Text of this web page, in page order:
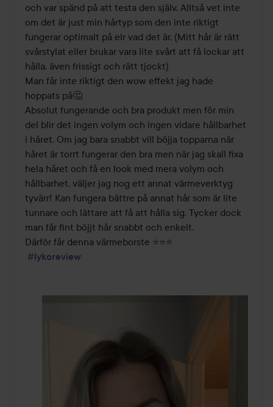
och var spänd på att testa den själv. Alltså vet inte
om det är just min hårtyp som den inte riktigt
fungerar optimalt på elr vad det är. (Mitt hår är rätt
svårstylat eller brukar vara lite svårt att få lockar att
hålla, även frissigt och rätt tjockt)
Man får inte riktigt den wow effekt jag hade
hoppats på🤔
Absolut fungerande och bra produkt men för min
del blir det ingen volym och ingen vidare hållbarhet
i håret. Om jag bara snabbt vill böjja topparna när
håret är torrt fungerar den bra men när jag skall fixa
hela håret och få en look med mera volym och
hållbarhet, väljer jag nog ett annat värmeverktyg
tyvärr! Kan fungera bättre på annat hår som är lite
tunnare och lättare att få att hålla sig. Tycker dock
man får fint böjjt hår snabbt och enkelt.
Därför får denna värmeborste ⭐️⭐️⭐️
#lykoreview